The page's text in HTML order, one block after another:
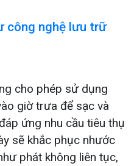
công nghệ lưu trữ
cho phép sử dụng
giờ trưa để sạc và
ứng nhu cầu tiêu thụ
sẽ khắc phục nhước
phát không liên tục,